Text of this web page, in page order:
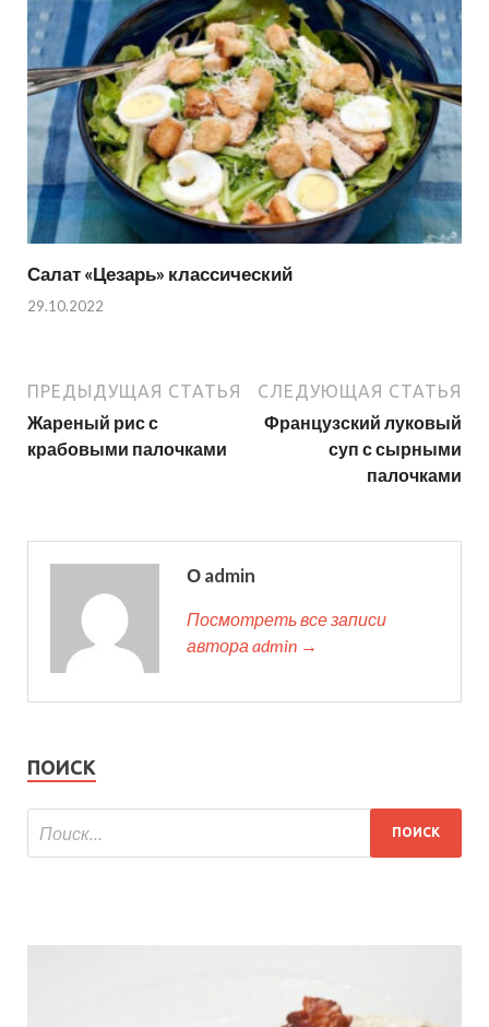
Салат «Цезарь» классический
29.10.2022
ПРЕДЫДУЩАЯ СТАТЬЯ
Жареный рис с
крабовыми палочками
СЛЕДУЮЩАЯ СТАТЬЯ
Французский луковый
суп с сырными
палочками
О admin
Посмотреть все записи
автора admin →
ПОИСК